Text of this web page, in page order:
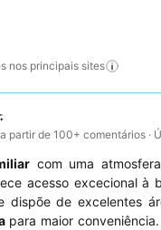
nos principais sites
partir de 100+ comentários ·
com uma
acesso excecional à
dispõe de excelentes
para maior